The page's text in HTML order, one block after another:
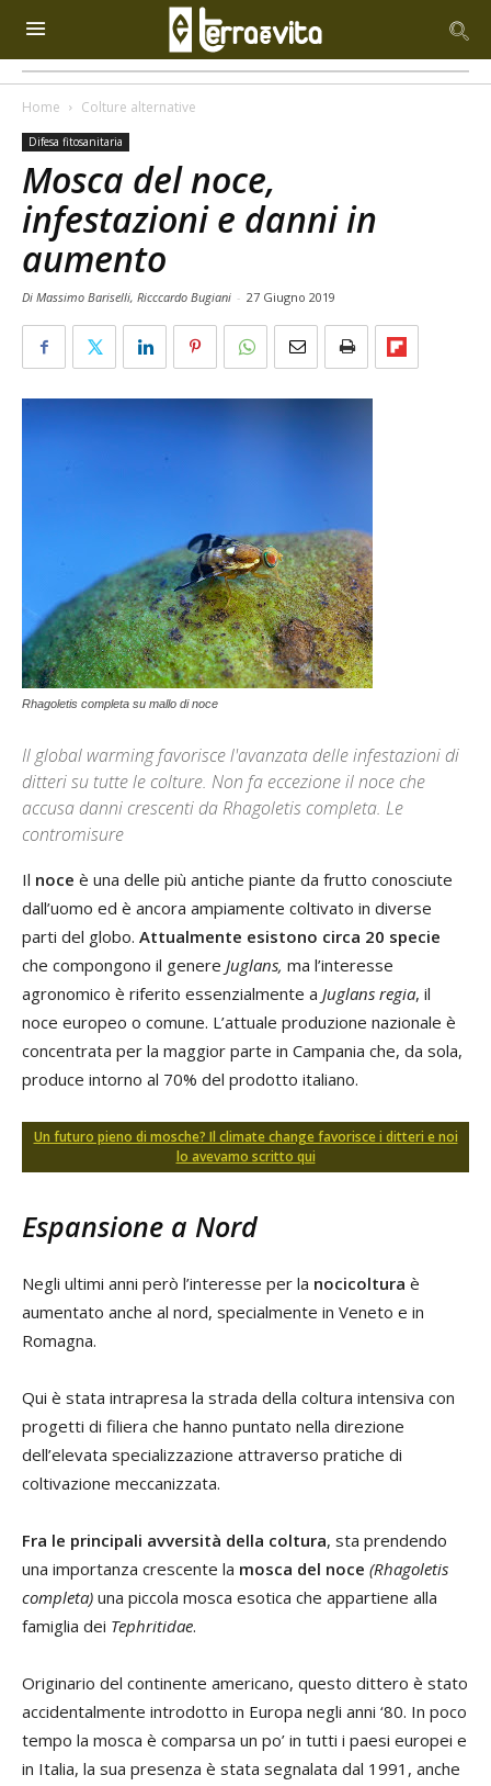
Home Colture alternative
Difesa fitosanitaria
Mosca del noce,
infestazioni e danni in
aumento
Di Massimo Bariselli, Ricccardo Bugiani - 27 Giugno 2019
Rhagoletis completa su mallo di noce
Il global warming favorisce l'avanzata delle infestazioni di
ditteri su tutte le colture. Non fa eccezione il noce che
accusa danni crescenti da Rhagoletis completa. Le
contromisure
Il noce è una delle più antiche piante da frutto conosciute
dall’uomo ed è ancora ampiamente coltivato in diverse
parti del globo. Attualmente esistono circa 20 specie
che compongono il genere Juglans, ma l’interesse
agronomico è riferito essenzialmente a Juglans regia, il
noce europeo o comune. L’attuale produzione nazionale è
concentrata per la maggior parte in Campania che, da sola,
produce intorno al 70% del prodotto italiano.
Un futuro pieno di mosche? Il climate change favorisce i ditteri e noi
lo avevamo scritto qui
Espansione a Nord
Negli ultimi anni però l’interesse per la nocicoltura è
aumentato anche al nord, specialmente in Veneto e in
Romagna.
Qui è stata intrapresa la strada della coltura intensiva con
progetti di filiera che hanno puntato nella direzione
dell’elevata specializzazione attraverso pratiche di
coltivazione meccanizzata.
Fra le principali avversità della coltura, sta prendendo
una importanza crescente la mosca del noce (Rhagoletis
completa) una piccola mosca esotica che appartiene alla
famiglia dei Tephritidae.
Originario del continente americano, questo dittero è stato
accidentalmente introdotto in Europa negli anni ‘80. In poco
tempo la mosca è comparsa un po’ in tutti i paesi europei e
in Italia, la sua presenza è stata segnalata dal 1991, anche